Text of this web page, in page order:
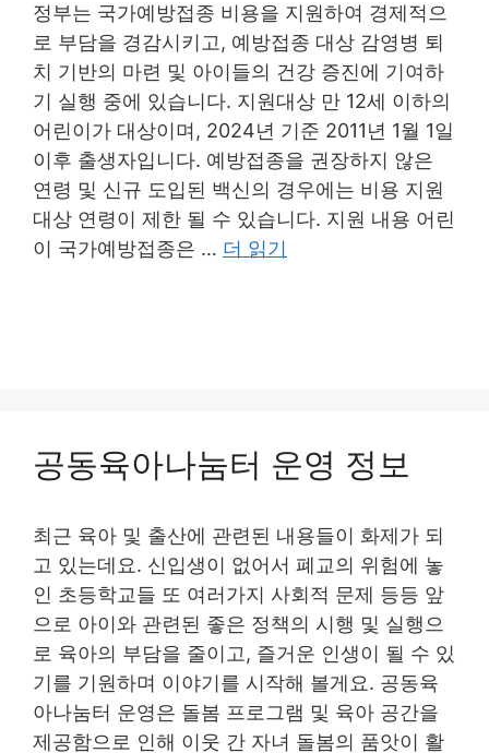
정부는 국가예방접종 비용을 지원하여 경제적으
로 부담을 경감시키고, 예방접종 대상 감영병 퇴
치 기반의 마련 및 아이들의 건강 증진에 기여하
기 실행 중에 있습니다. 지원대상 만 12세 이하의
어린이가 대상이며, 2024년 기준 2011년 1월 1일
이후 출생자입니다. 예방접종을 권장하지 않은
연령 및 신규 도입된 백신의 경우에는 비용 지원
대상 연령이 제한 될 수 있습니다. 지원 내용 어린
이 국가예방접종은 … 더 읽기
공동육아나눔터 운영 정보
최근 육아 및 출산에 관련된 내용들이 화제가 되
고 있는데요. 신입생이 없어서 폐교의 위험에 놓
인 초등학교들 또 여러가지 사회적 문제 등등 앞
으로 아이와 관련된 좋은 정책의 시행 및 실행으
로 육아의 부담을 줄이고, 즐거운 인생이 될 수 있
기를 기원하며 이야기를 시작해 볼게요. 공동육
아나눔터 운영은 돌봄 프로그램 및 육아 공간을
제공함으로 인해 이웃 간 자녀 돌봄의 품앗이 활